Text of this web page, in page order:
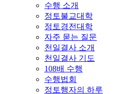
수행 소개
정토불교대학
정토경전대학
자주 묻는 질문
천일결사 소개
천일결사 기도
108배 수행
수행법회
정토행자의 하루